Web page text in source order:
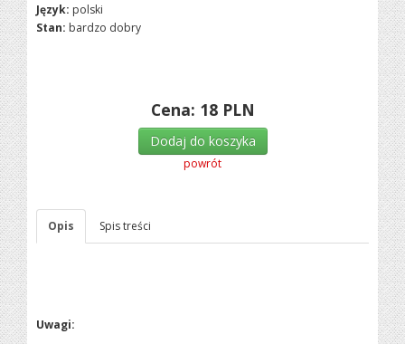
Język: polski
Stan: bardzo dobry
Cena: 18 PLN
Dodaj do koszyka
powrót
Opis Spis treści
Uwagi: